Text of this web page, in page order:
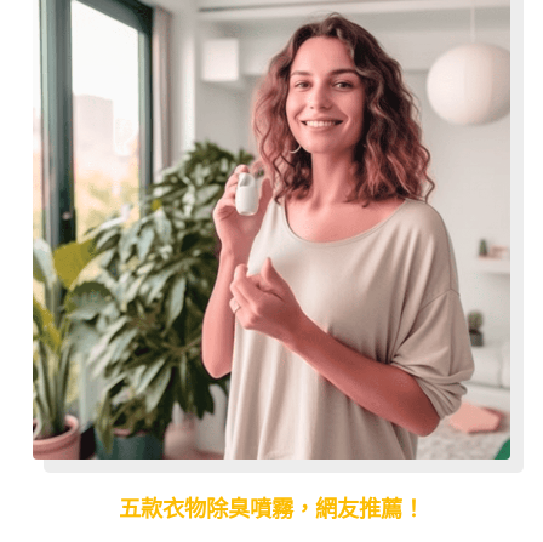
五款衣物除臭噴霧，網友推薦！